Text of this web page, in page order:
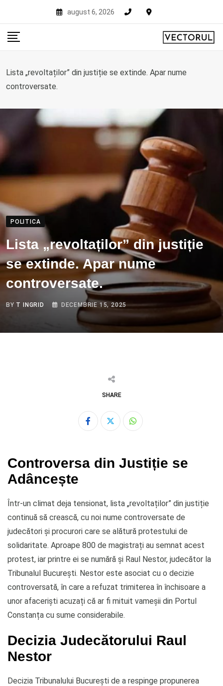
content
august 6, 2026
Lista „revoltaților” din justiție se extinde. Apar nume
controversate.
POLITICA
Lista „revoltaților” din justiție
se extinde. Apar nume
controversate.
BY T INGRID DECEMBRIE 15, 2025
SHARE
Whatsapp
Controversa din Justiție se
Adâncește
Într-un climat deja tensionat, lista „revoltaților” din justiție
continuă să crească, cu noi nume controversate de
judecători și procurori care se alătură protestului de
solidaritate. Aproape 800 de magistrați au semnat acest
protest, iar printre ei se numără și Raul Nestor, judecător la
Tribunalul București. Nestor este asociat cu o decizie
controversată, în care a refuzat trimiterea în închisoare a
unor afaceriști acuzați că ar fi mituit vameșii din Portul
Constanța cu sume considerabile.
Decizia Judecătorului Raul
Nestor
Decizia Tribunalului București de a respinge propunerea